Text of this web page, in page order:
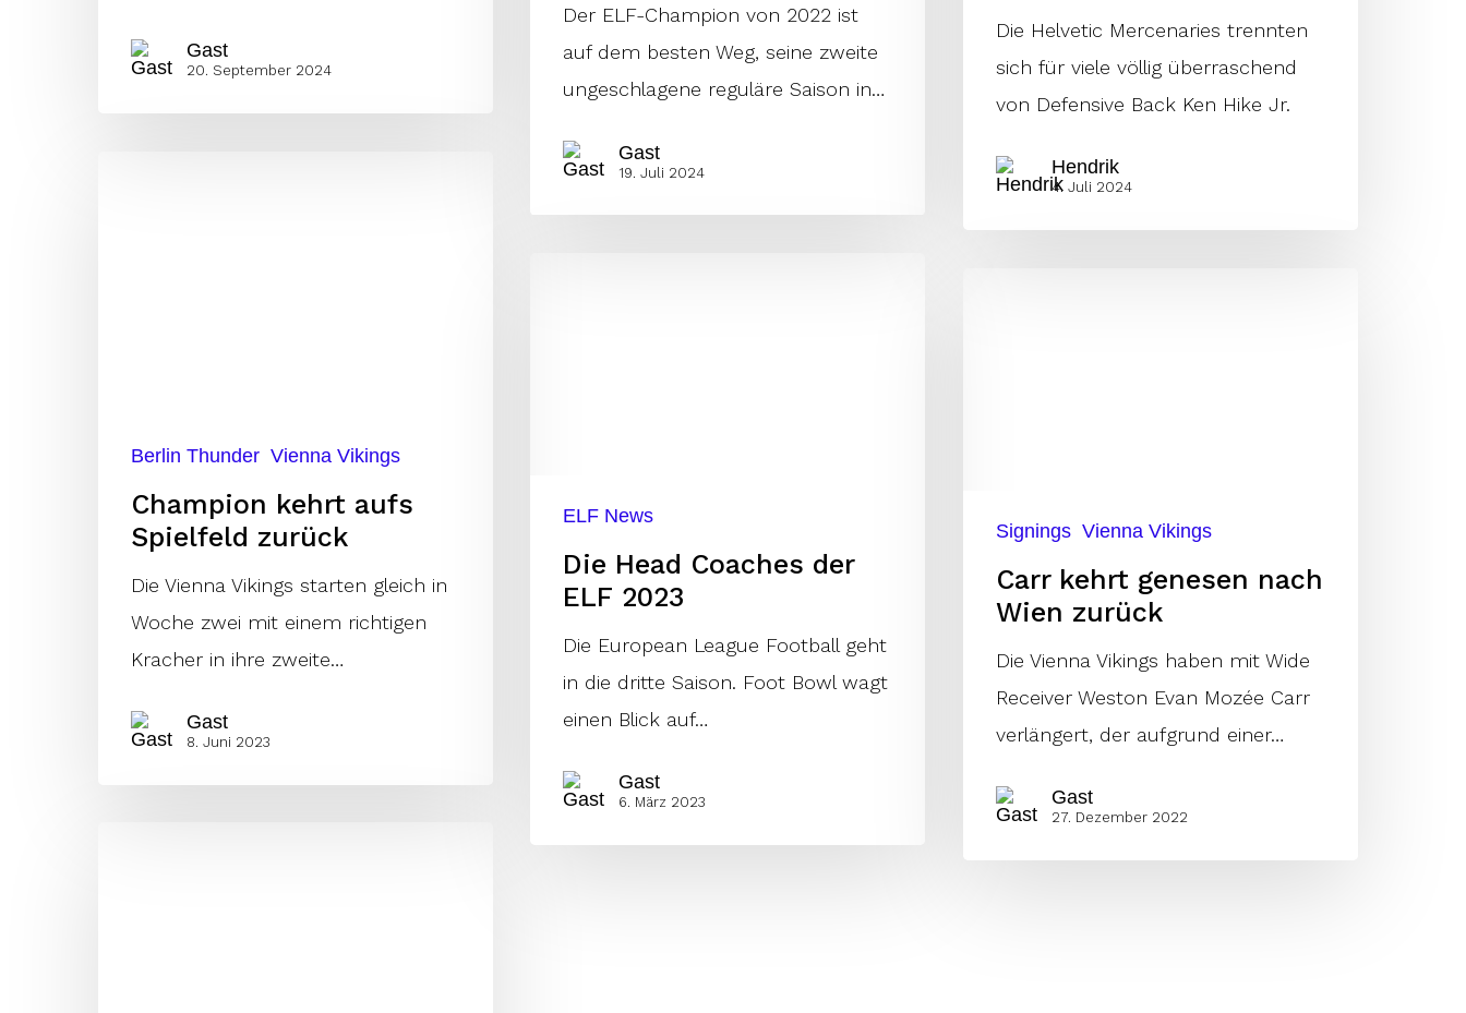
Gast
20. September 2024
nicht“Der ELF-Champion von 2022 ist
auf dem besten Weg, seine zweite
ungeschlagene reguläre Saison in…
Gast
19. Juli 2024
Die Helvetic Mercenaries trennten
sich für viele völlig überraschend
von Defensive Back Ken Hike Jr.
Hendrik
4. Juli 2024
Berlin Thunder Vienna Vikings
Champion kehrt aufs
Spielfeld zurück
Die Vienna Vikings starten gleich in
Woche zwei mit einem richtigen
Kracher in ihre zweite…
Gast
8. Juni 2023
ELF News
Die Head Coaches der
ELF 2023
Die European League Football geht
in die dritte Saison. Foot Bowl wagt
einen Blick auf…
Gast
6. März 2023
Signings Vienna Vikings
Carr kehrt genesen nach
Wien zurück
Die Vienna Vikings haben mit Wide
Receiver Weston Evan Mozée Carr
verlängert, der aufgrund einer…
Gast
27. Dezember 2022